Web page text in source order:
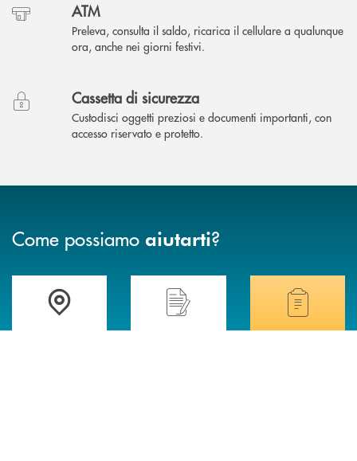
ATM
Preleva, consulta il saldo, ricarica il cellulare a qualunque
ora, anche nei giorni festivi.
Cassetta di sicurezza
Custodisci oggetti preziosi e documenti importanti, con
accesso riservato e protetto.
Come possiamo aiutarti?
Accedi all' elenco completo delle filiali .Hai bisogno di assistenza immediata?
Hai bisogno di